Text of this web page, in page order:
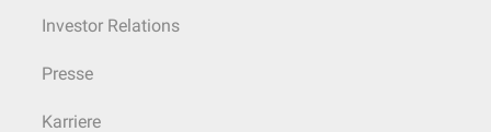
Investor Relations
Presse
Karriere